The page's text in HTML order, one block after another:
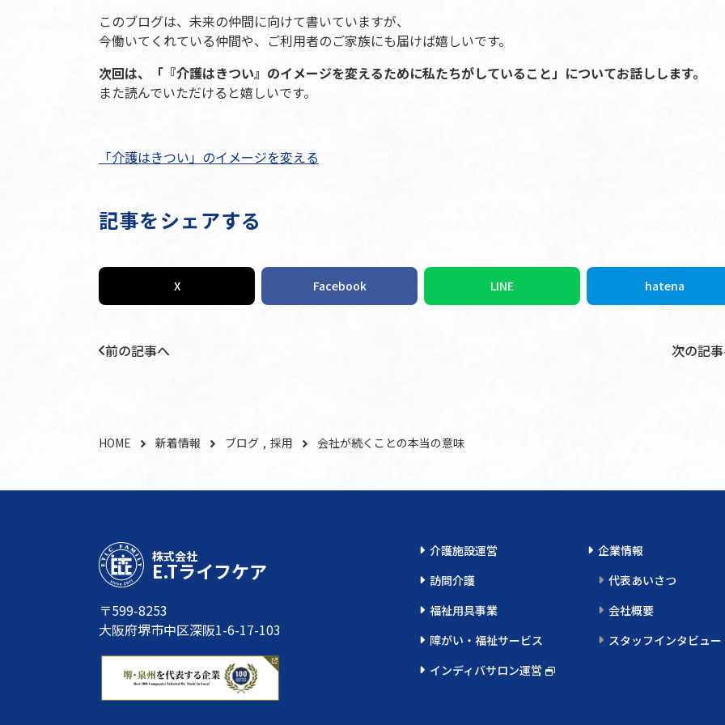
このブログは、未来の仲間に向けて書いていますが、
今働いてくれている仲間や、ご利用者のご家族にも届けば嬉しいです。
次回は、「『介護はきつい』のイメージを変えるために私たちがしていること」についてお話しします。
また読んでいただけると嬉しいです。
「介護はきつい」のイメージを変える
記事をシェアする
X Facebook LINE hatena
前の記事へ 次の記
HOME 新着情報 ブログ 採用 会社が続くことの本当の意味
介護施設運営
訪問介護
福祉用具事業
障がい・福祉サービス
インディバサロン運営
企業情報
代表あいさつ
会社概要
スタッフインタビュー
株式会社
E.Tライフケア
〒599-8253
大阪府堺市中区深阪1-6-17-103